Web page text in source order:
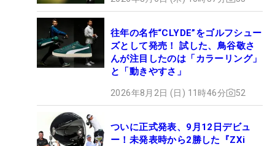
往年の名作“CLYDE”をゴルフシュー
ズとして発売！ 試した、鳥谷敬さ
んが注目したのは「カラーリング」
と「動きやすさ」
2026年8月2日 (日) 11時46分 52
ついに正式発表、9月12日デビュ
ー！未発表時から2勝した『ZXi